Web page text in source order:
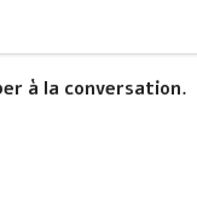
à la conversation.